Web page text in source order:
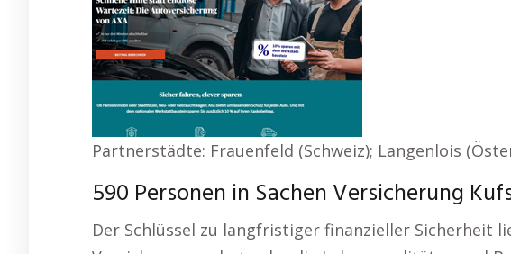
Partnerstädte: Frauenfeld (Schweiz); Langenlois
590 Personen in Sachen Versicherung
Der Schlüssel zu langfristiger finanzieller Sicherheit